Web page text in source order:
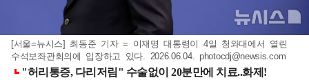
[서울=뉴시스] 최동준 기자 = 이재명 대통령이 4일 청와대에서 열린
수석보좌관회의에 입장하고 있다. 2026.06.04. photocdj@newsis.com